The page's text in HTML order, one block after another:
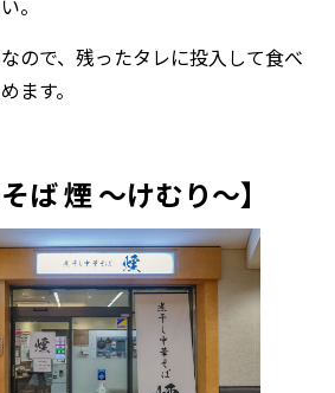
。
ので、残ったタレに投入して食べ
ます。
ば 煙 ～けむり～】